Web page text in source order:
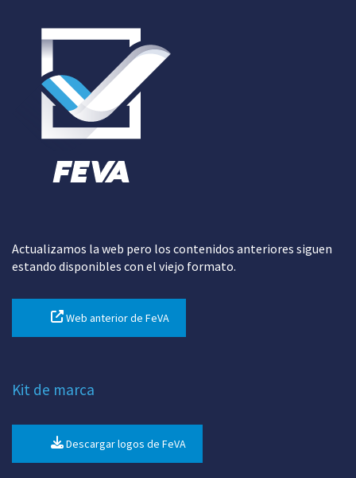
Actualizamos la web pero los contenidos anteriores siguen
estando disponibles con el viejo formato.
Web anterior de FeVA
Kit de marca
Descargar logos de FeVA